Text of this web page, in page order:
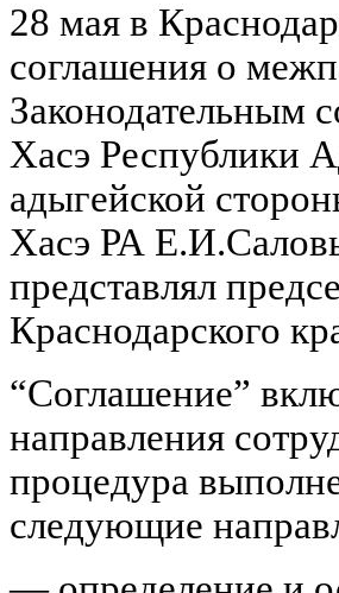
28 мая в
соглашения о
Законодательным
Хасэ Республики
адыгейской
Хасэ РА
представлял
Краснодарского
“Соглашение”
направления
процедура
следующие